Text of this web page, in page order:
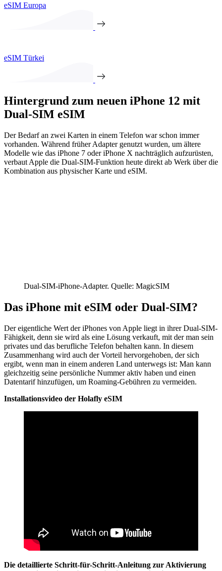
eSIM Europa
eSIM Türkei
Hintergrund zum neuen iPhone 12 mit
Dual-SIM eSIM
Der Bedarf an zwei Karten in einem Telefon war schon immer
vorhanden. Während früher Adapter genutzt wurden, um ältere
Modelle wie das iPhone 7 oder iPhone X nachträglich aufzurüsten,
verbaut Apple die Dual-SIM-Funktion heute direkt ab Werk über die
Kombination aus physischer Karte und eSIM.
Dual-SIM-iPhone-Adapter. Quelle: MagicSIM
Das iPhone mit eSIM oder Dual-SIM?
Der eigentliche Wert der iPhones von Apple liegt in ihrer Dual-SIM-
Fähigkeit, denn sie wird als eine Lösung verkauft, mit der man sein
privates und das berufliche Telefon behalten kann. In diesem
Zusammenhang wird auch der Vorteil hervorgehoben, der sich
ergibt, wenn man in einem anderen Land unterwegs ist: Man kann
gleichzeitig seine persönliche Nummer aktiv haben und einen
Datentarif hinzufügen, um Roaming-Gebühren zu vermeiden.
Installationsvideo der Holafly eSIM
Die detaillierte Schritt-für-Schritt-Anleitung zur Aktivierung